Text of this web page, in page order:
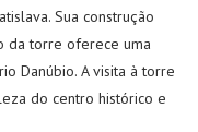
Sua construção
da torre oferece uma
Danúbio. A visita à torre
do centro histórico e